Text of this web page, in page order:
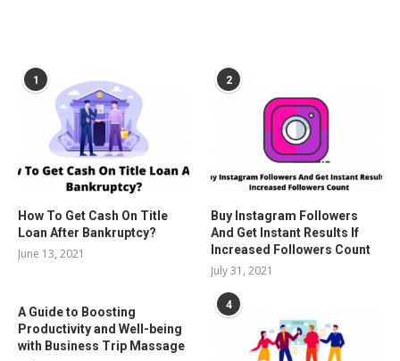
1
How To Get Cash On Title
Loan After Bankruptcy?
June 13, 2021
2
Buy Instagram Followers
And Get Instant Results If
Increased Followers Count
July 31, 2021
A Guide to Boosting
Productivity and Well-being
with Business Trip Massage
4